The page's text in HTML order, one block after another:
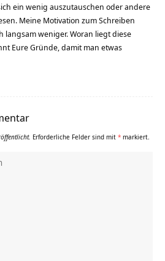
ein wenig auszutauschen oder andere
Meine Motivation zum Schreiben
langsam weniger. Woran liegt diese
Eure Gründe, damit man etwas
Erforderliche Felder sind mit * markiert.